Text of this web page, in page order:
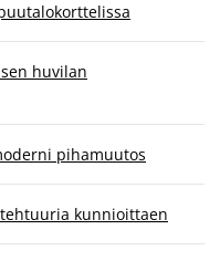
huvilan
pihamuutos
kunnioittaen